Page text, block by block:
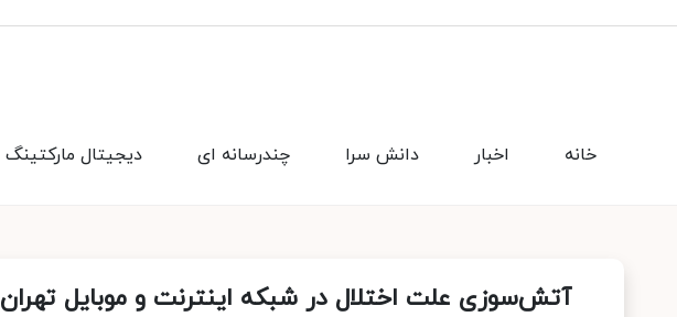
دیجیتال مارکتینگ چندرسانه ای دانش سرا اخبار خانه
آتش‌سوزی علت اختلال در شبکه اینترنت و موبایل تهران